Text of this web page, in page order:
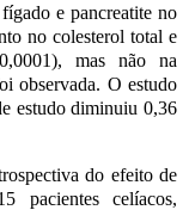
e pancreatite no
no colesterol total e
mas não na
observada. O estudo
estudo diminuiu 0,36
do efeito de
pacientes celíacos,